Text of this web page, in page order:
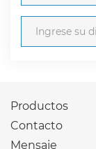
Productos
Contacto
Mensaje